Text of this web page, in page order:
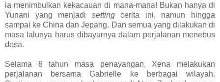
ia menimbulkan kekacauan di mana-mana! Bukan hanya di
Yunani yang menjadi settingcerita ini, namun hingga
sampai ke China dan Jepang. Dan semua yang dilakukan di
masa lalunya harus dibayarnya dalam perjalanan menebus
dosa.
Selama 6 tahun masa penayangan, Xena melakukan
perjalanan bersama Gabrielle ke berbagai wilayah.